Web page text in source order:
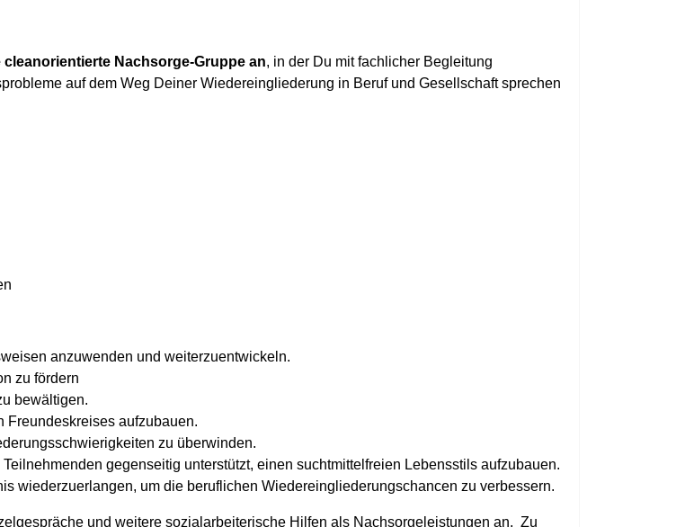
Nachsorge-Gruppe an, in der Du mit fachlicher Begleitung
auf dem Weg Deiner Wiedereingliederung in Beruf und Gesellschaft sprechen
anzuwenden und weiterzuentwickeln.
zu fördern
bewältigen.
Freundeskreises aufzubauen.
zu überwinden.
gegenseitig unterstützt, einen suchtmittelfreien Lebensstils aufzubauen.
wiederzuerlangen, um die beruflichen Wiedereingliederungschancen zu verbessern.
und weitere sozialarbeiterische Hilfen als Nachsorgeleistungen an. Zu